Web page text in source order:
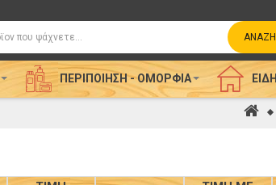
ΠΕΡΙΠΟΊΗΣΗ - ΟΜΟΡΦΙΆ